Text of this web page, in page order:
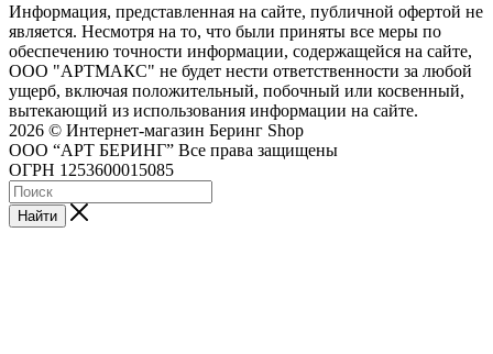
Информация, представленная на сайте, публичной офертой не
является. Несмотря на то, что были приняты все меры по
обеспечению точности информации, содержащейся на сайте,
ООО "АРТМАКС" не будет нести ответственности за любой
ущерб, включая положительный, побочный или косвенный,
вытекающий из использования информации на сайте.
2026 © Интернет-магазин Беринг Shop
ООО “АРТ БЕРИНГ” Все права защищены
ОГРН 1253600015085
Найти